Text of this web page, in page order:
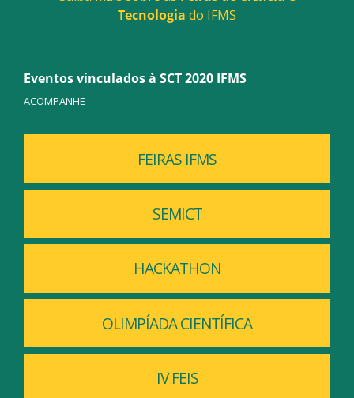
Tecnologia do IFMS
Eventos vinculados à SCT 2020 IFMS
ACOMPANHE
FEIRAS IFMS
SEMICT
HACKATHON
OLIMPÍADA CIENTÍFICA
IV FEIS